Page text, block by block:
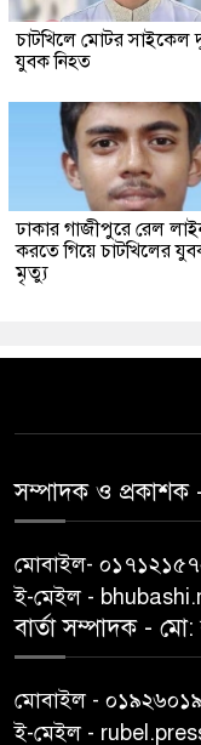
চাটখিলে মোটর সাইকেল
যুবক নিহত
ঢাকার গাজীপুরে রেল
করতে গিয়ে চাটখিলের
মৃত্যু
সম্পাদক ও
মোবাইল-
ই-মেইল -
বার্তা সম্পাদক -
মোবাইল -
ই-মেইল -